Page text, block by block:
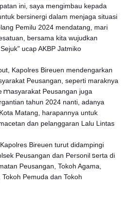
ini, saya mengimbau kepada
bersinergi dalam menjaga situasi
Pemilu 2024 mendatang, mari
bersama kita wujudkan
ucap AKBP Jatmiko
Kapolres Bireuen mendengarkan
Peusangan, seperti maraknya
masyarakat Peusangan juga
tahun 2024 nanti, adanya
Matang, harapannya untuk
dan pelanggaran Lalu Lintas
Bireuen turut didampingi
Peusangan dan Personilserta di
Peusangan, Tokoh Agama,
Pemuda dan Tokoh